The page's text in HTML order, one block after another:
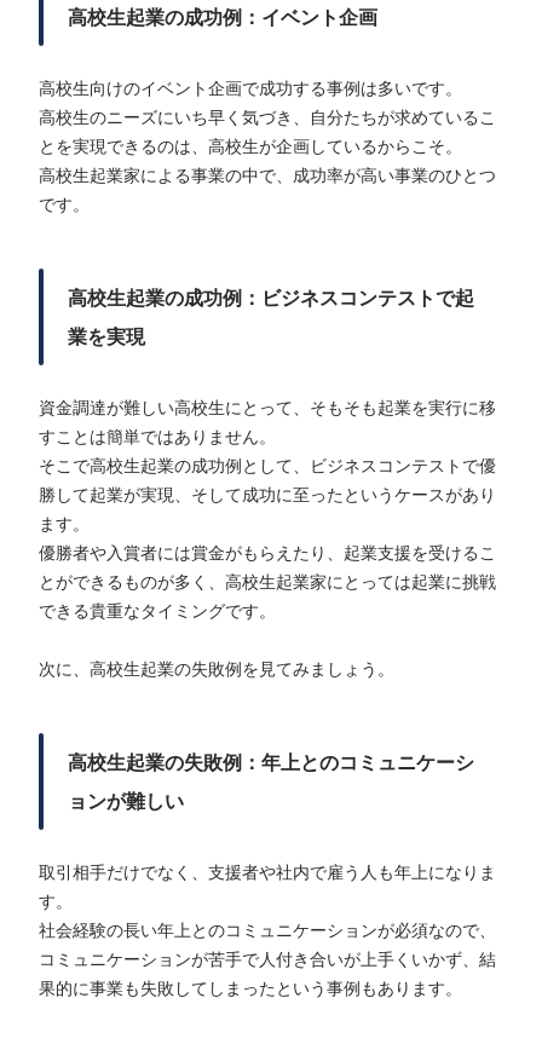
高校生起業の成功例：イベント企画
高校生向けのイベント企画で成功する事例は多いです。
高校生のニーズにいち早く気づき、自分たちが求めているこ
とを実現できるのは、高校生が企画しているからこそ。
高校生起業家による事業の中で、成功率が高い事業のひとつ
です。
高校生起業の成功例：ビジネスコンテストで起
業を実現
資金調達が難しい高校生にとって、そもそも起業を実行に移
すことは簡単ではありません。
そこで高校生起業の成功例として、ビジネスコンテストで優
勝して起業が実現、そして成功に至ったというケースがあり
ます。
優勝者や入賞者には賞金がもらえたり、起業支援を受けるこ
とができるものが多く、高校生起業家にとっては起業に挑戦
できる貴重なタイミングです。
次に、高校生起業の失敗例を見てみましょう。
高校生起業の失敗例：年上とのコミュニケーシ
ョンが難しい
取引相手だけでなく、支援者や社内で雇う人も年上になりま
す。
社会経験の長い年上とのコミュニケーションが必須なので、
コミュニケーションが苦手で人付き合いが上手くいかず、結
果的に事業も失敗してしまったという事例もあります。